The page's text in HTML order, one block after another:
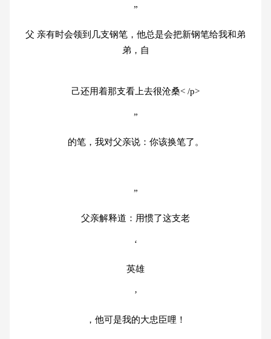
”
父 亲有时会领到几支钢笔，他总是会把新钢笔给我和弟
弟，自
己还用着那支看上去很沧桑< /p>
”
的笔，我对父亲说：你该换笔了。
”
父亲解释道：用惯了这支老
‘
英雄
’
，他可是我的大忠臣哩！